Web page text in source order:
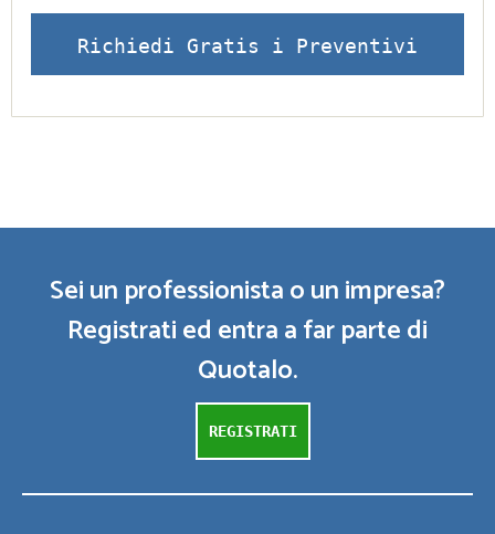
Richiedi Gratis i Preventivi
Sei un professionista o un impresa?
Registrati ed entra a far parte di
Quotalo.
REGISTRATI